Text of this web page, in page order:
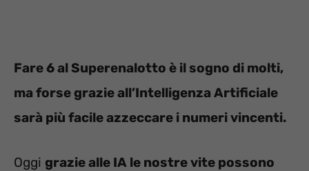
Fare 6 al Superenalotto è il sogno di molti,
ma forse grazie all’Intelligenza Artificiale
sarà più facile azzeccare i numeri vincenti.
Oggi grazie alle IA le nostre vite possono